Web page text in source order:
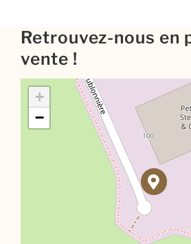
Retrouvez-nous en
vente !
+
−